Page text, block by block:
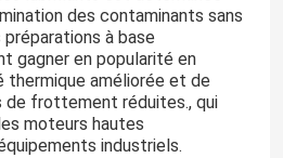
des contaminants sans
à base
gagner en popularité en
thermique améliorée et de
de frottement réduites., qui
moteurs hautes
industriels.